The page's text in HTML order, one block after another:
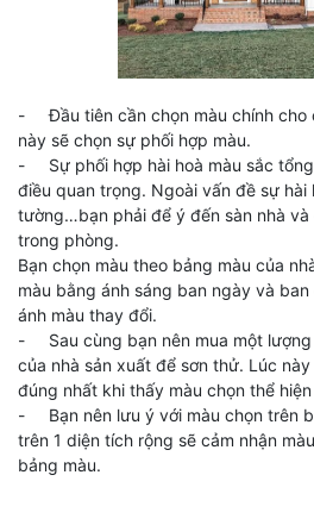
- Đầu tiên cần chọn màu chính cho
này sẽ chọn sự phối hợp màu.
- Sự phối hợp hài hoà màu sắc
điều quan trọng. Ngoài vấn đề sự hài
tường…bạn phải để ý đến sàn nhà
trong phòng.
Bạn chọn màu theo bảng màu của
màu bằng ánh sáng ban ngày và
ánh màu thay đổi.
- Sau cùng bạn nên mua một lượng
của nhà sản xuất để sơn thử. Lúc
đúng nhất khi thấy màu chọn thể
- Bạn nên lưu ý với màu chọn trên
trên 1 diện tích rộng sẽ cảm nhận
bảng màu.